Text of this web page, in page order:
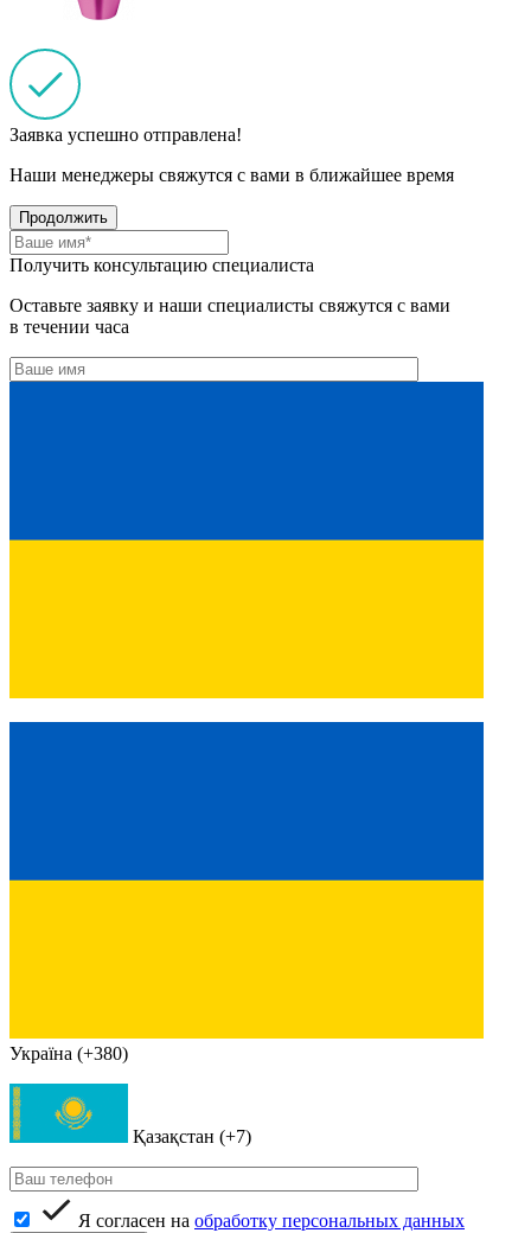
Заявка успешно отправлена!
Наши менеджеры свяжутся с вами в ближайшее время
Продолжить
Получить консультацию специалиста
Оставьте заявку и наши специалисты свяжутся с вами
в течении часа
Україна (+380)
Қазақстан (+7)
Я согласен на обработку персональных данных